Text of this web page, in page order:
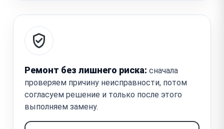
Ремонт без лишнего риска: сначала
проверяем причину неисправности, потом
согласуем решение и только после этого
выполняем замену.